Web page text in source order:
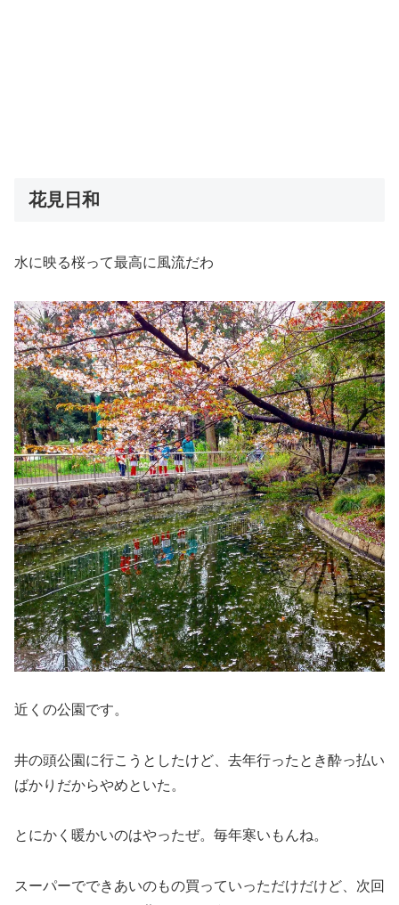
花見日和
水に映る桜って最高に風流だわ
近くの公園です。
井の頭公園に行こうとしたけど、去年行ったとき酔っ払い
ばかりだからやめといた。
とにかく暖かいのはやったぜ。毎年寒いもんね。
スーパーでできあいのもの買っていっただけだけど、次回